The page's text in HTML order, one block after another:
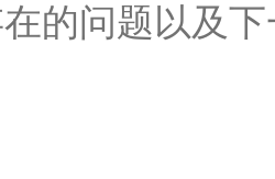
的问题以及